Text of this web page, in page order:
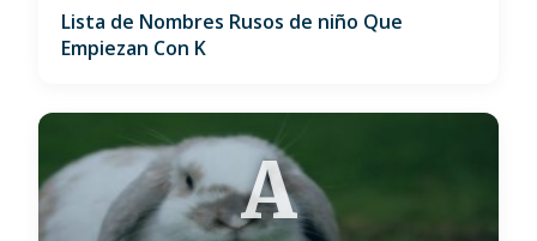
Lista de Nombres Rusos de niño Que
Empiezan Con K
A